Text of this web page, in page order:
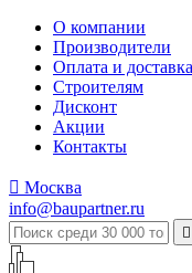
О компании
Производители
Оплата и доставка
Строителям
Дисконт
Акции
Контакты
 Москва
info@baupartner.ru
